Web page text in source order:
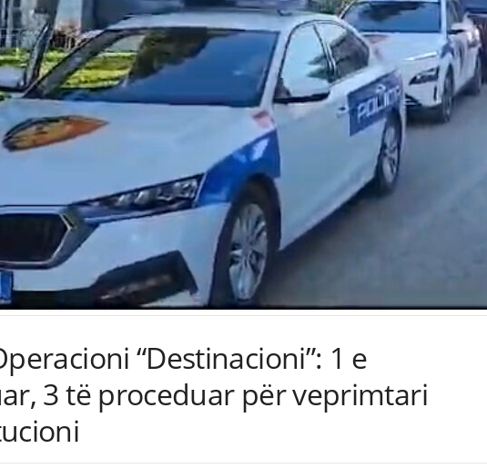
“Destinacioni”: 1 e
3 të proceduar për veprimtari